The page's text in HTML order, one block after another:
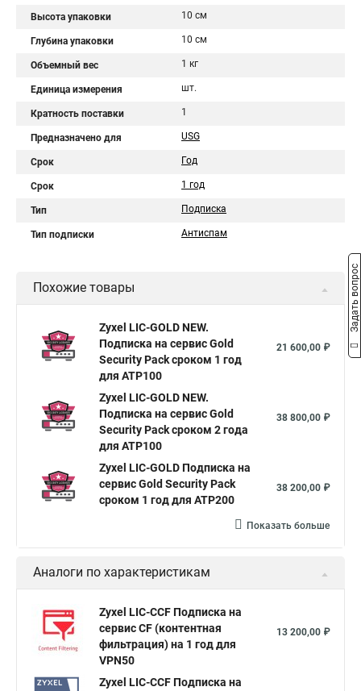
Высота упаковки 10 см
Глубина упаковки 10 см
Объемный вес 1 кг
Единица измерения шт.
Кратность поставки 1
Предназначено для USG
Срок Год
Срок 1 год
Тип Подписка
Тип подписки Антиспам
Похожие товары
Zyxel LIC-GOLD NEW.
Подписка на сервис Gold
Security Pack сроком 1 год
для ATP100
21 600,00 ₽
Zyxel LIC-GOLD NEW.
Подписка на сервис Gold
Security Pack сроком 2 года
для ATP100
38 800,00 ₽
Zyxel LIC-GOLD Подписка на
сервис Gold Security Pack
сроком 1 год для ATP200
38 200,00 ₽
Показать больше
Аналоги по характеристикам
Zyxel LIC-CCF Подписка на
сервис CF (контентная
фильтрация) на 1 год для
VPN50
13 200,00 ₽
Zyxel LIC-CCF Подписка на
Задать вопрос